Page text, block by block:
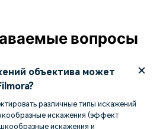
вопросы
объектива может
различные типы искажений
искажения (эффект
искажения и